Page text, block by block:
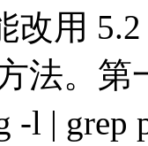
改用
法。
-l | grep